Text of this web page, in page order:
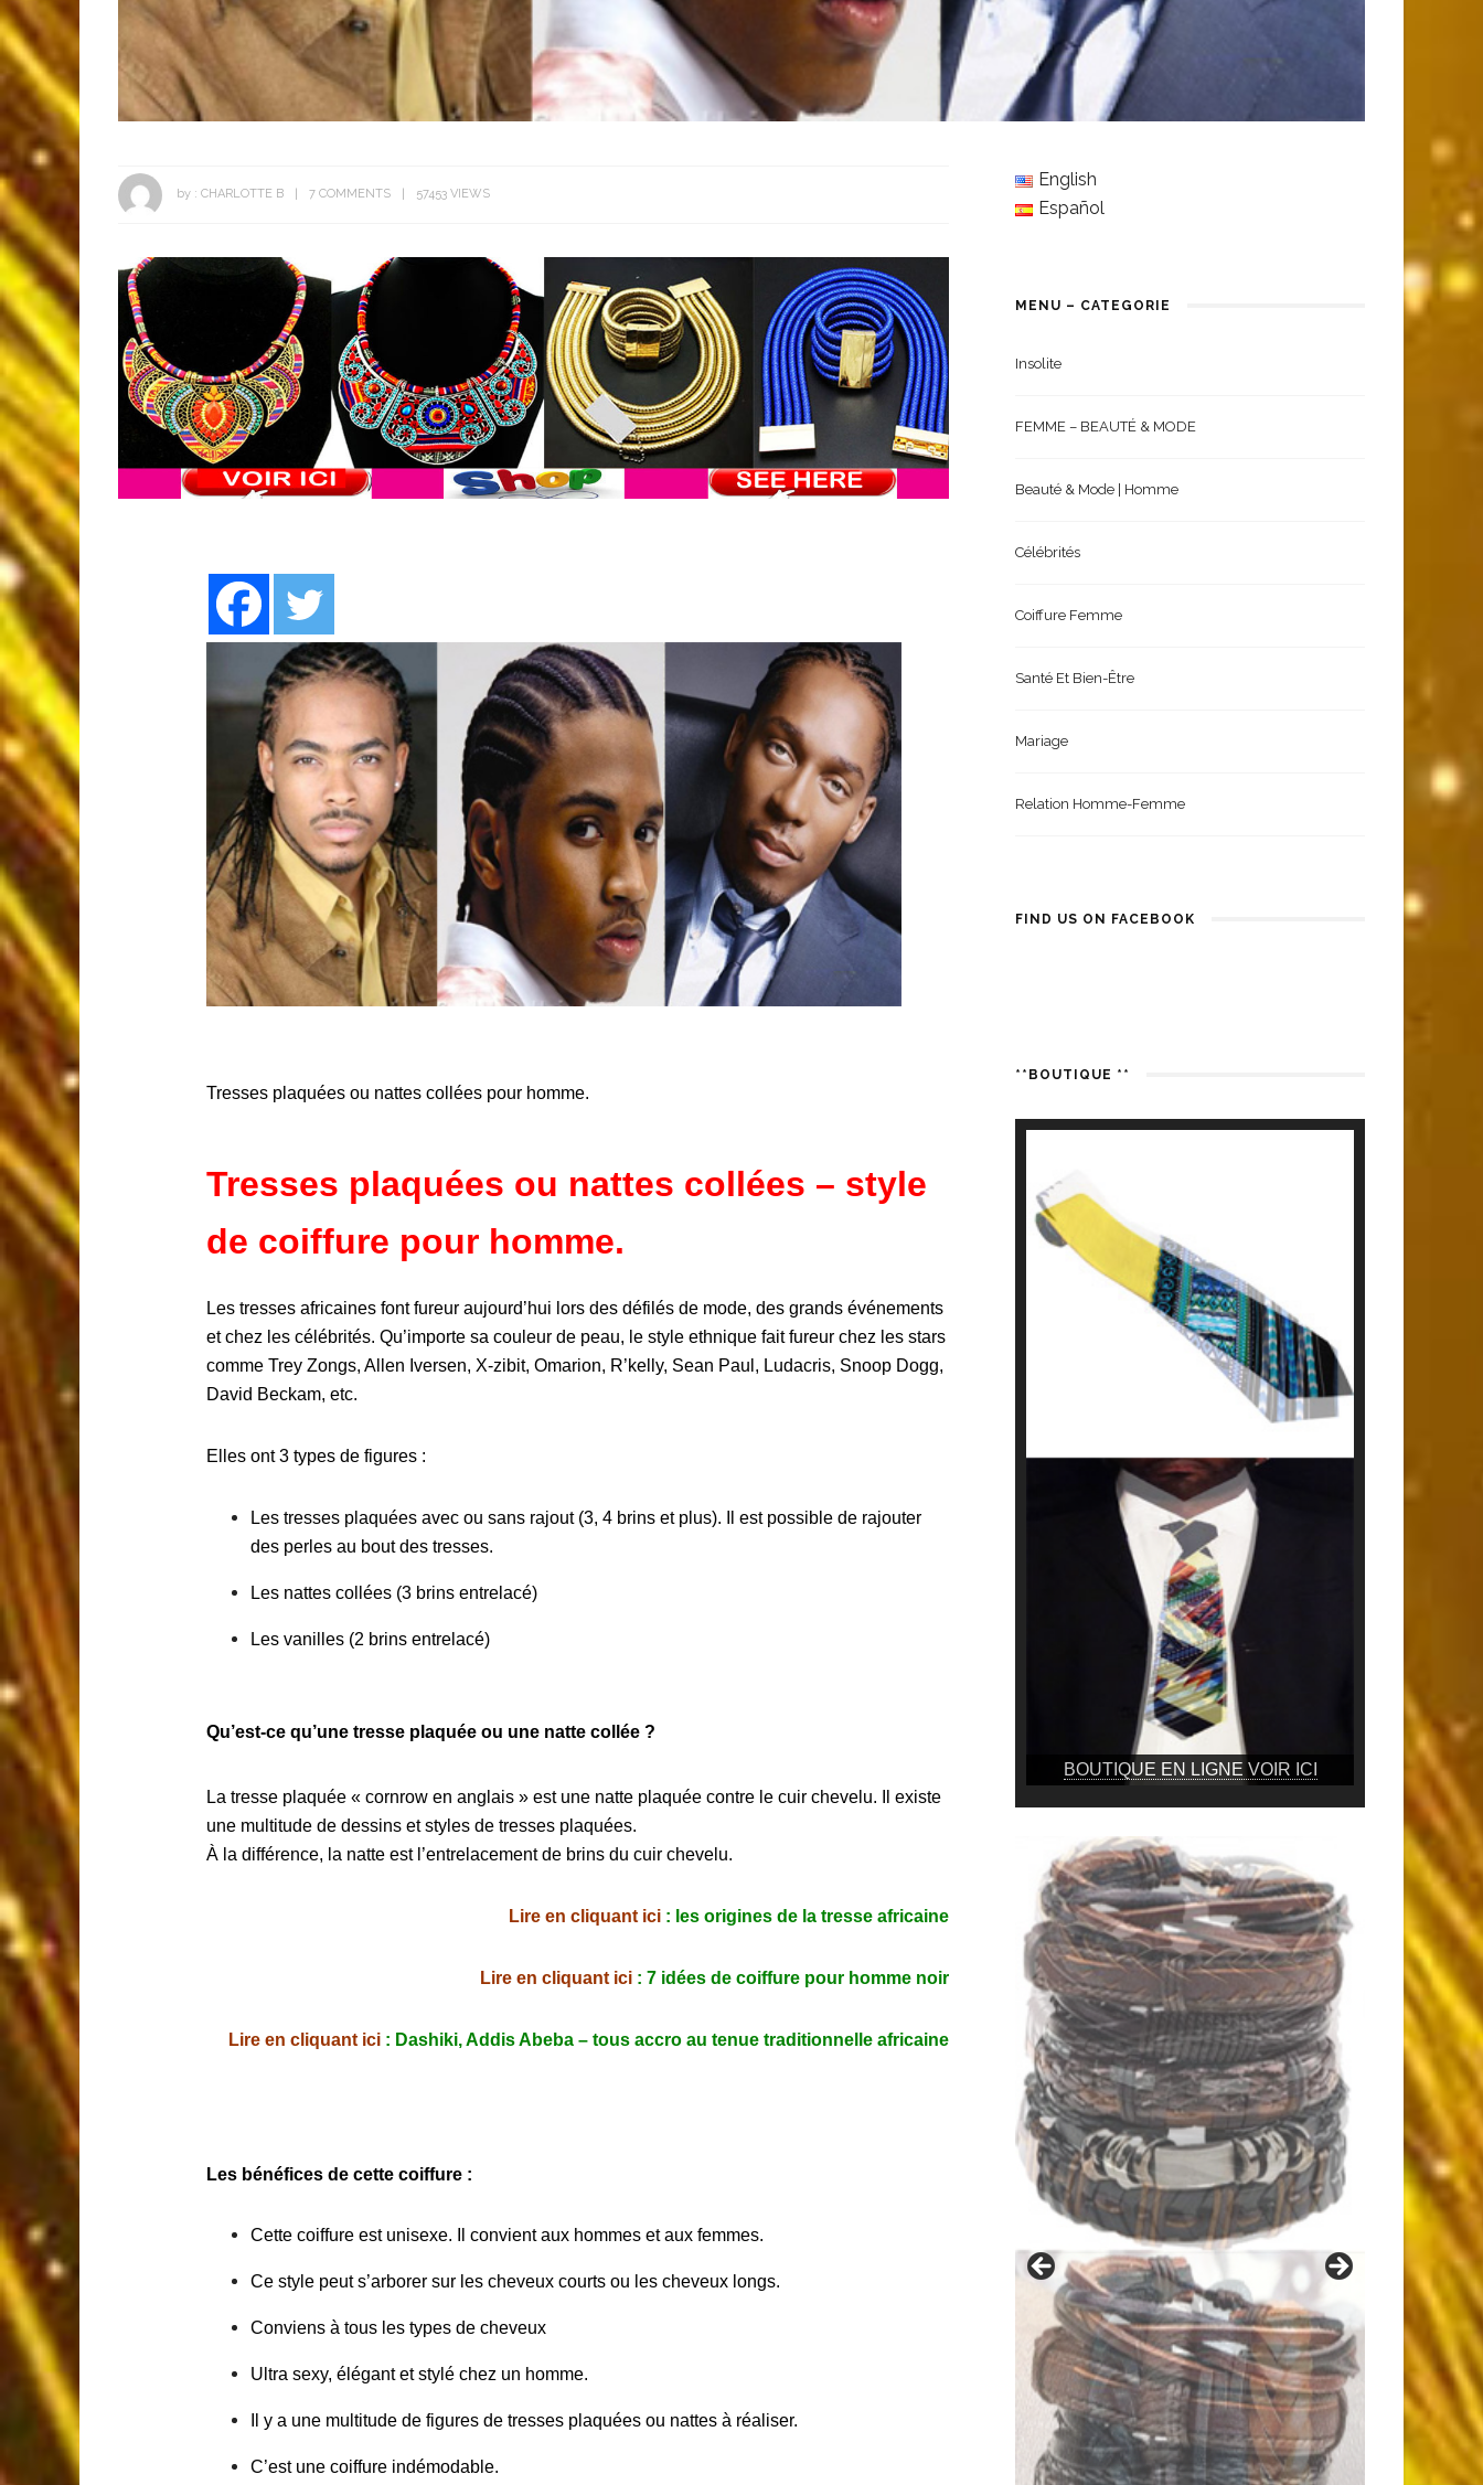
by : CHARLOTTE B 7 COMMENTS 57453 VIEWS
Tresses plaquées ou nattes collées pour homme.
Tresses plaquées ou nattes collées – style
de coiffure pour homme.
Les tresses africaines font fureur aujourd’hui lors des défilés de mode, des grands événements
et chez les célébrités. Qu’importe sa couleur de peau, le style ethnique fait fureur chez les stars
comme Trey Zongs, Allen Iversen, X-zibit, Omarion, R’kelly, Sean Paul, Ludacris, Snoop Dogg,
David Beckam, etc.
Elles ont 3 types de figures :
Les tresses plaquées avec ou sans rajout (3, 4 brins et plus). Il est possible de rajouter
des perles au bout des tresses.
Les nattes collées (3 brins entrelacé)
Les vanilles (2 brins entrelacé)
Qu’est-ce qu’une tresse plaquée ou une natte collée ?
La tresse plaquée « cornrow en anglais » est une natte plaquée contre le cuir chevelu. Il existe
une multitude de dessins et styles de tresses plaquées.
À la différence, la natte est l’entrelacement de brins du cuir chevelu.
Lire en cliquant ici : les origines de la tresse africaine
Lire en cliquant ici : 7 idées de coiffure pour homme noir
Lire en cliquant ici : Dashiki, Addis Abeba – tous accro au tenue traditionnelle africaine
Les bénéfices de cette coiffure :
Cette coiffure est unisexe. Il convient aux hommes et aux femmes.
Ce style peut s’arborer sur les cheveux courts ou les cheveux longs.
Conviens à tous les types de cheveux
Ultra sexy, élégant et stylé chez un homme.
Il y a une multitude de figures de tresses plaquées ou nattes à réaliser.
C’est une coiffure indémodable.
English
Español
MENU – CATEGORIE
Insolite
FEMME – BEAUTÉ & MODE
Beauté & Mode | Homme
Célébrités
Coiffure Femme
Santé Et Bien-Être
Mariage
Relation Homme-Femme
FIND US ON FACEBOOK
**BOUTIQUE **
BOUTIQUE EN LIGNE VOIR ICI